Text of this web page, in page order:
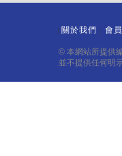
關於我們 會
© 本網站所提供
並不提供任何明